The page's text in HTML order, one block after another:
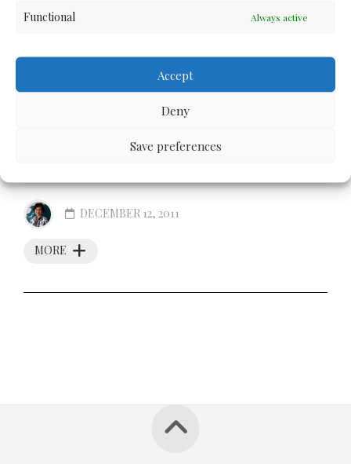
Functional Always active
Accept
Deny
Save preferences
Human Rights Report, Indonesia
Saya dapat laporan ini dari teman saya di Tifa Foundation,
Tanti yang aktif dalam kebijakan Informasi Publik. Saya
lihat! Human Rights report Indonesia-2011
MORE
DECEMBER 12, 2011